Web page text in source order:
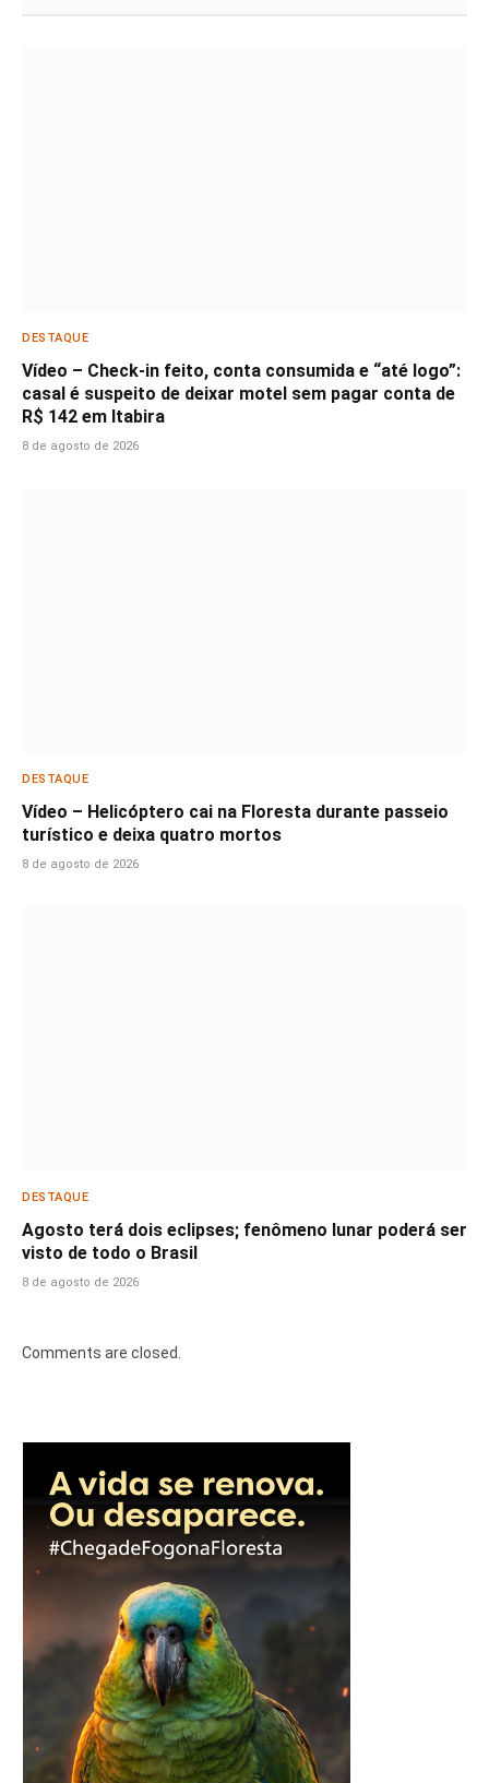
DESTAQUE
Vídeo – Check-in feito, conta consumida e “até logo”:
casal é suspeito de deixar motel sem pagar conta de
R$ 142 em Itabira
8 de agosto de 2026
DESTAQUE
Vídeo – Helicóptero cai na Floresta durante passeio
turístico e deixa quatro mortos
8 de agosto de 2026
DESTAQUE
Agosto terá dois eclipses; fenômeno lunar poderá ser
visto de todo o Brasil
8 de agosto de 2026
Comments are closed.